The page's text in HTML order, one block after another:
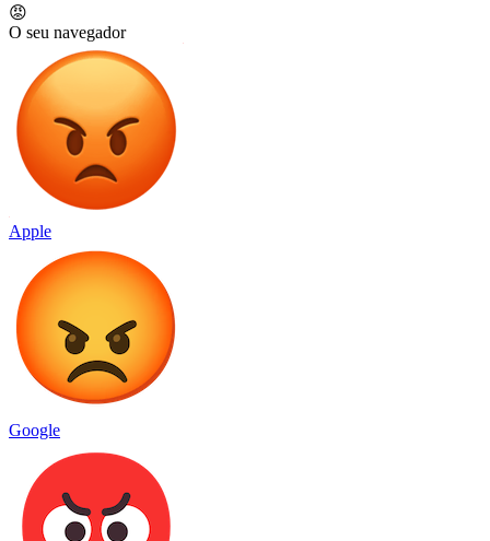
😡
O seu navegador
Apple
Google